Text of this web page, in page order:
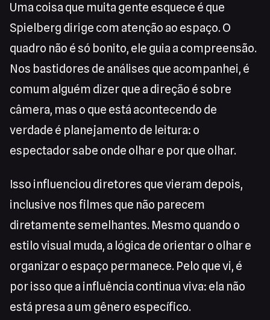
Uma coisa que muita gente esquece é que
Spielberg dirige com atenção ao espaço. O
quadro não é só bonito, ele guia a compreensão.
Nos bastidores de análises que acompanhei, é
comum alguém dizer que a direção é sobre
câmera, mas o que está acontecendo de
verdade é planejamento de leitura: o
espectador sabe onde olhar e por que olhar.
Isso influenciou diretores que vieram depois,
inclusive nos filmes que não parecem
diretamente semelhantes. Mesmo quando o
estilo visual muda, a lógica de orientar o olhar e
organizar o espaço permanece. Pelo que vi, é
por isso que a influência continua viva: ela não
está presa a um gênero específico.